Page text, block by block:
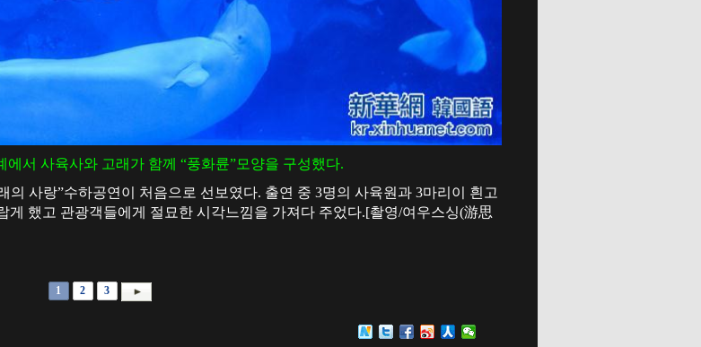
서 사육사와 고래가 함께 “풍화륜”모양을 구성했다.
의 사랑”수하공연이 처음으로 선보였다. 출연 중 3명의 사육원과 3마리이 흰고
게 했고 관광객들에게 절묘한 시각느낌을 가져다 주었다.[촬영/여우스싱(游思
1 2 3